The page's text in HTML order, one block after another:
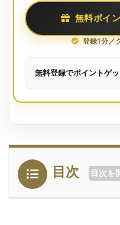
無料ポイ
登録1分／
無料登録でポイントゲ
会員登録するだけで
ポイントがゲットで
年月5月1日時点）
目次 目次を